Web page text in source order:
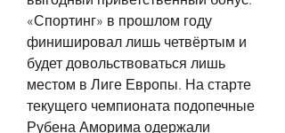
«Спортинг» в прошлом году
финишировал лишь четвёртым и
будет довольствоваться лишь
местом в Лиге Европы. На старте
текущего чемпионата подопечные
Рубена Аморима одержали